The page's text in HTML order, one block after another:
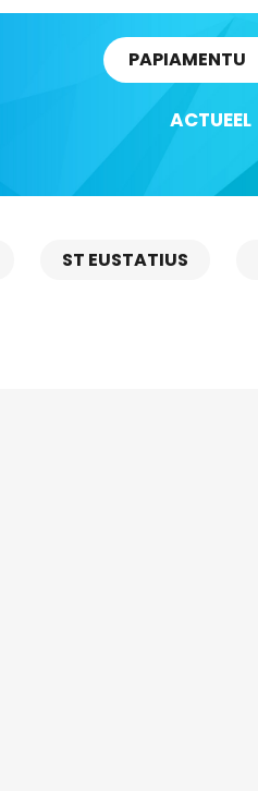
PAPIAMENTU
ACTUEEL
ST EUSTATIUS